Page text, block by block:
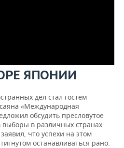
ЯПОНИИ
дел стал гостем
«Международная
обсудить пресловутое
выборы в различных странах
что успехи на этом
останавливаться рано.